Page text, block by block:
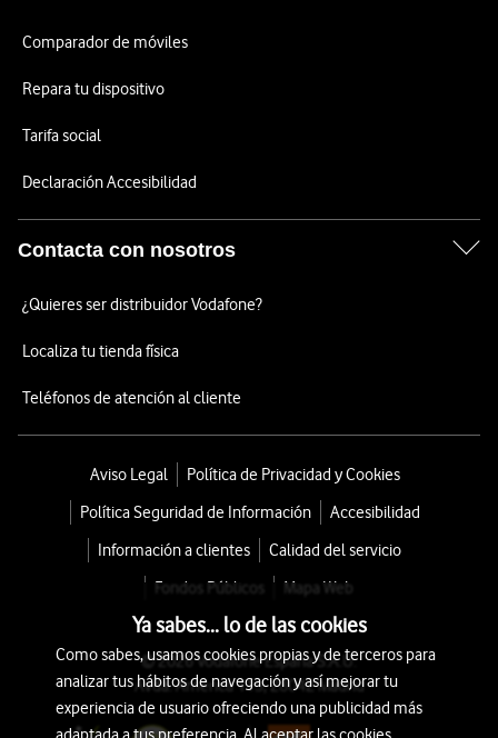
Comparador de móviles
Repara tu dispositivo
Tarifa social
Declaración Accesibilidad
Contacta con nosotros
¿Quieres ser distribuidor Vodafone?
Localiza tu tienda física
Teléfonos de atención al cliente
Aviso Legal
Política de Privacidad y Cookies
Política Seguridad de Información
Accesibilidad
Información a clientes
Calidad del servicio
Fondos Públicos
Mapa Web
© 2026 Vodafone España S.A.U.
Avda. América 115, 28042 Madrid
Ya sabes... lo de las cookies
Como sabes, usamos cookies propias y de terceros para
analizar tus hábitos de navegación y así mejorar tu
experiencia de usuario ofreciendo una publicidad más